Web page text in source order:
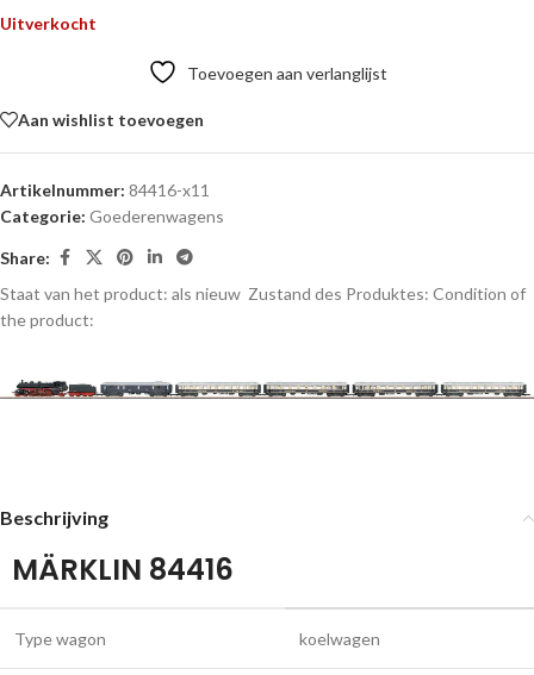
Uitverkocht
Toevoegen aan verlanglijst
Aan wishlist toevoegen
Artikelnummer: 84416-x11
Categorie: Goederenwagens
Share:
Staat van het product: als nieuw Zustand des Produktes: Condition of
the product:
Beschrijving
MÄRKLIN 84416
Type wagon koelwagen